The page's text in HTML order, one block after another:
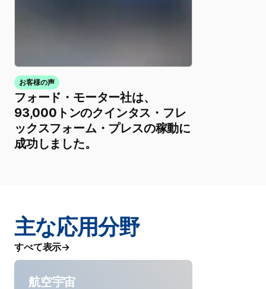
お客様の声
フォード・モーター社は、
93,000トンのクインタス・フレ
ックスフォーム・プレスの稼動に
成功しました。
主な応用分野
すべて表示
航空宇宙